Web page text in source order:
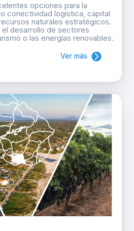
opciones para la
conectividad logística, capital
naturales estratégicos.
el desarrollo de sectores
o las energías renovables.
Ver más